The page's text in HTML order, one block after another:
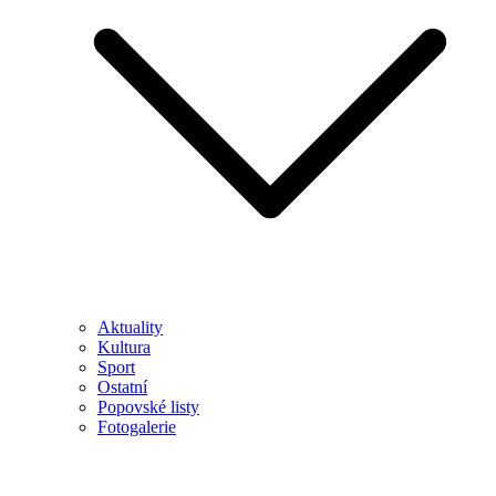
Aktuality
Kultura
Sport
Ostatní
Popovské listy
Fotogalerie